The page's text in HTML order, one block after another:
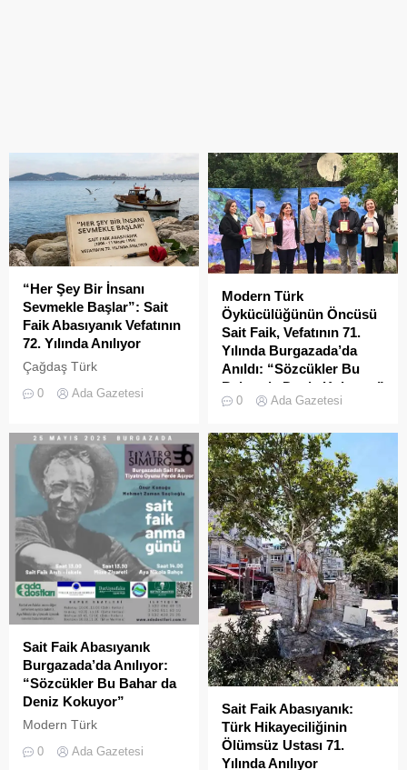
“Her Şey Bir İnsanı
Sevmekle Başlar”: Sait
Faik Abasıyanık Vefatının
72. Yılında Anılıyor
Çağdaş Türk
öykücülüğünün
öncülerinden, İstanbul’un,
benzersiz anlatıcısı
Burgazadalı Sait Faik
Abasıyanık, aramızdan
ayrılışının 72. yıl
dönümünde sevgi, saygı ve
özlemle anılıyor. 11 Mayıs
1954 tarihinde, henüz 47
yaşındayken hayata
gözlerini yuman usta kalem,
ardında bıraktığı ölümsüz
eserlerle Türk
edebiyatındaki zirve
yürüyüşünü sürdürüyor.
Klasik Öykücülükte Yeni
Bir...
0 Ada Gazetesi
Modern Türk
Öykücülüğünün Öncüsü
Sait Faik, Vefatının 71.
Yılında Burgazada’da
Anıldı: “Sözcükler Bu
Bahar da Deniz Kokuyor”
Burgazada – Türk
kalemlerinden Sait Faik
Abasıyanık, vefatının 71. yıl
dönümünde, öykülerine
ilham veren Burgazada’da
“Sözcükler Bu Bahar da
Deniz Kokuyor” temasıyla
düzenlenen ve gün boyu
süren etkinliklerle anıldı.
Ada Dostları Derneği,
Türkiye Yazarlar Sendikası,
Darüşşafaka Cemiyeti,
Adalar Su Sporları Kulübü
ve Burgazada Sait Faik
Abasıyanık Müzesi iş...
0 Ada Gazetesi
Sait Faik Abasıyanık
Burgazada’da Anılıyor:
“Sözcükler Bu Bahar da
Deniz Kokuyor”
Modern Türk
ismi Sait Faik Abasıyanık,
0 Ada Gazetesi
Sait Faik Abasıyanık:
Türk Hikayeciliğinin
Ölümsüz Ustası 71.
Yılında Anılıyor